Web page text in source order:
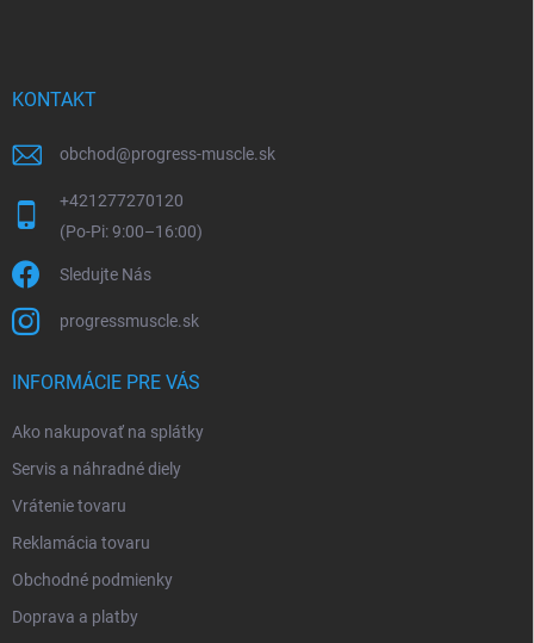
KONTAKT
obchod@progress-muscle.sk
+421277270120
Sledujte Nás
progressmuscle.sk
INFORMÁCIE PRE VÁS
Ako nakupovať na splátky
Servis a náhradné diely
Vrátenie tovaru
Reklamácia tovaru
Obchodné podmienky
Doprava a platby